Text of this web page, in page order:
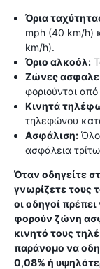
Όρια
mph (40 km/h)
km/h).
Όριο αλκοόλ:
Ζώνες
φοριούνται
Κινητά
τηλεφώνου
Ασφάλιση:
ασφάλεια
Όταν οδηγείτε
γνωρίζετε τους
οι οδηγοί
φορούν ζώνη
κινητό τους
παράνομο να
0,08% ή